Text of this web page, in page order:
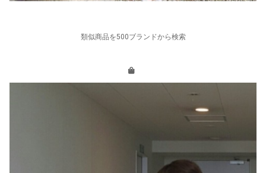
類似商品を500ブランドから検索